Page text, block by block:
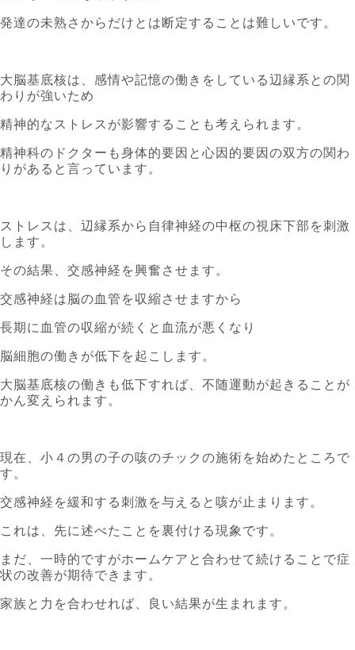
発達の未熟さからだけとは断定することは難しいです。
大脳基底核は、感情や記憶の働きをしている辺縁系との関
わりが強いため
精神的なストレスが影響することも考えられます。
精神科のドクターも身体的要因と心因的要因の双方の関わ
りがあると言っています。
ストレスは、辺縁系から自律神経の中枢の視床下部を刺激
します。
その結果、交感神経を興奮させます。
交感神経は脳の血管を収縮させますから
長期に血管の収縮が続くと血流が悪くなり
脳細胞の働きが低下を起こします。
大脳基底核の働きも低下すれば、不随運動が起きることが
かん変えられます。
現在、小４の男の子の咳のチックの施術を始めたところで
す。
交感神経を緩和する刺激を与えると咳が止まります。
これは、先に述べたことを裏付ける現象です。
まだ、一時的ですがホームケアと合わせて続けることで症
状の改善が期待できます。
家族と力を合わせれば、良い結果が生まれます。